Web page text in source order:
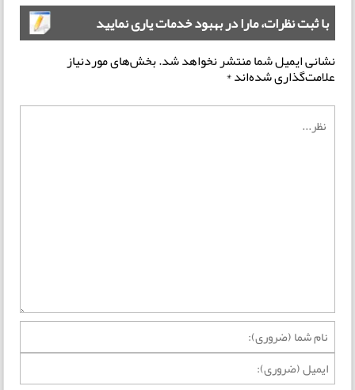
با ثبت نظرات، مارا در بهبود خدمات یاری نمایید
نشانی ایمیل شما منتشر نخواهد شد.بخش‌های موردنیاز
علامت‌گذاری شده‌اند*